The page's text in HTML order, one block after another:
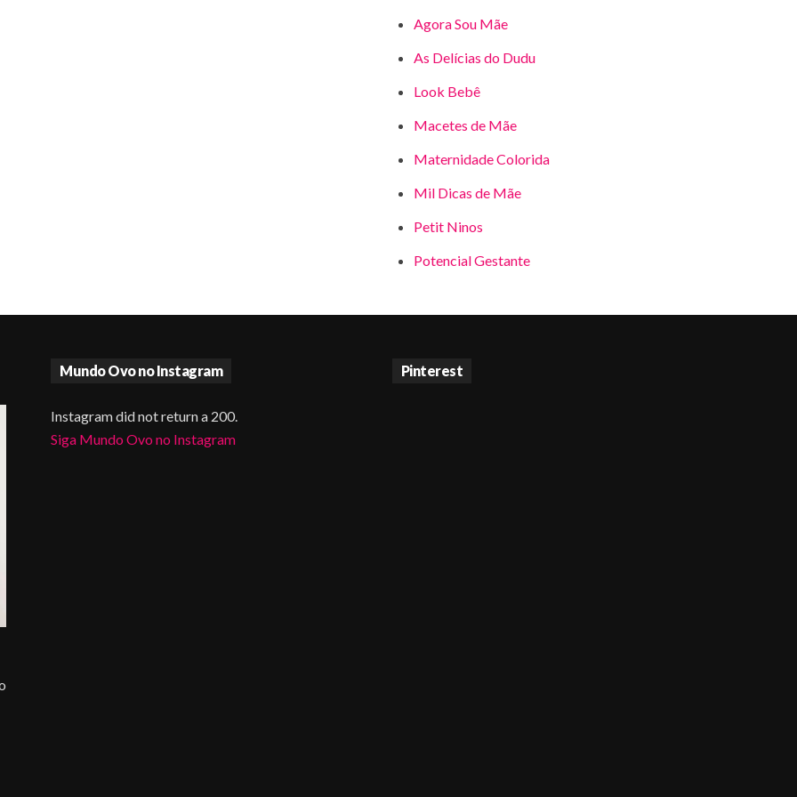
Agora Sou Mãe
As Delícias do Dudu
Look Bebê
Macetes de Mãe
Maternidade Colorida
Mil Dicas de Mãe
Petit Ninos
Potencial Gestante
Mundo Ovo no Instagram
Instagram did not return a 200.
Siga Mundo Ovo no Instagram
Pinterest